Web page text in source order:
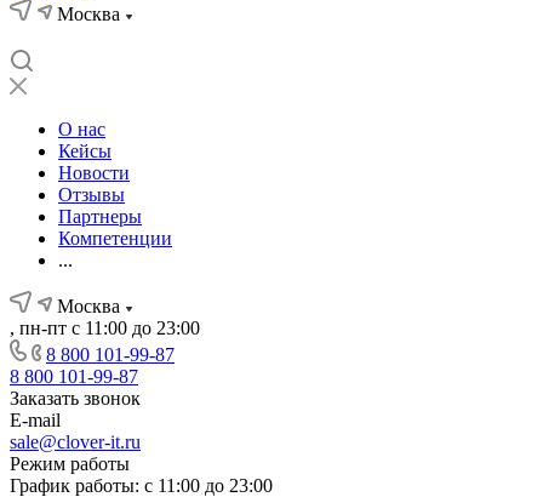
Москва
О нас
Кейсы
Новости
Отзывы
Партнеры
Компетенции
...
Москва
, пн-пт с 11:00 до 23:00
8 800 101-99-87
8 800 101-99-87
Заказать звонок
E-mail
sale@clover-it.ru
Режим работы
График работы: с 11:00 до 23:00